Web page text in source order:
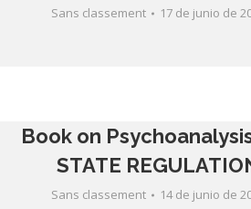
Sans classement 17 de junio de
Book on
STATE
Sans classement 14 de junio de